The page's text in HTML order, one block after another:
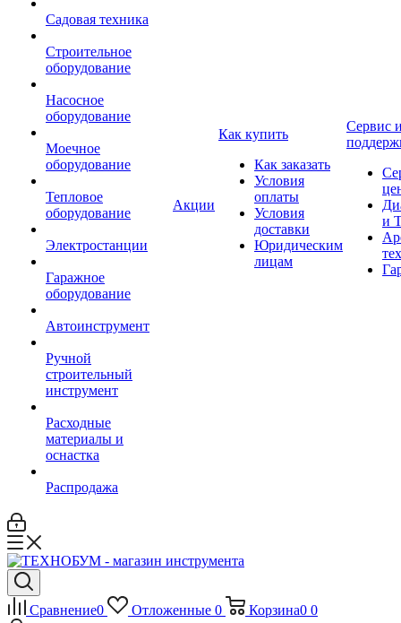
Садовая техника
Строительное
оборудование
Насосное
оборудование
Моечное
оборудование
Тепловое
оборудование
Электростанции
Гаражное
оборудование
Автоинструмент
Ручной
строительный
инструмент
Расходные
материалы и
оснастка
Распродажа
Акции
Как купить
Как заказать
Условия
оплаты
Условия
доставки
Юридическим
лицам
Сервис
и
Сравнение0 Отложенные 0 Корзина0 0